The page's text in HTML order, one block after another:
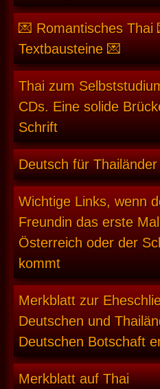
💌 Romantisches Thai
Textbausteine 💌
Thai zum
CDs. Eine solide
Schrift
Deutsch für Thailänder
Wichtige Links, wenn
Freundin das erste
Österreich oder der
kommt
Merkblatt zur
Deutschen und
Deutschen Botschaft
Merkblatt auf Thai